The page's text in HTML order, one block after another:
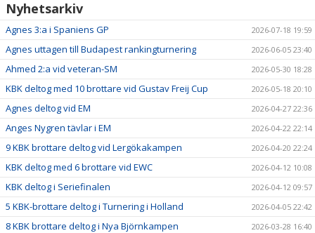
Nyhetsarkiv
Agnes 3:a i Spaniens GP 2026-07-18 19:59
Agnes uttagen till Budapest rankingturnering 2026-06-05 23:40
Ahmed 2:a vid veteran-SM 2026-05-30 18:28
KBK deltog med 10 brottare vid Gustav Freij Cup 2026-05-18 20:10
Agnes deltog vid EM 2026-04-27 22:36
Anges Nygren tävlar i EM 2026-04-22 22:14
9 KBK brottare deltog vid Lergökakampen 2026-04-20 22:24
KBK deltog med 6 brottare vid EWC 2026-04-12 10:08
KBK deltog i Seriefinalen 2026-04-12 09:57
5 KBK-brottare deltog i Turnering i Holland 2026-04-05 22:42
8 KBK brottare deltog i Nya Björnkampen 2026-03-28 16:40